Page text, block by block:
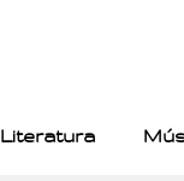
Literatura